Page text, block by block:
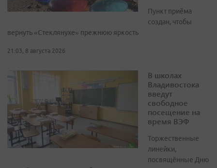
Пункт приёма
создан, чтобы
вернуть «Стеклянухе» прежнюю яркость
21:03, 8 августа 2026
В школах
Владивостока
введут
свободное
посещение на
время ВЭФ
Торжественные
линейки,
посвящённые Дню